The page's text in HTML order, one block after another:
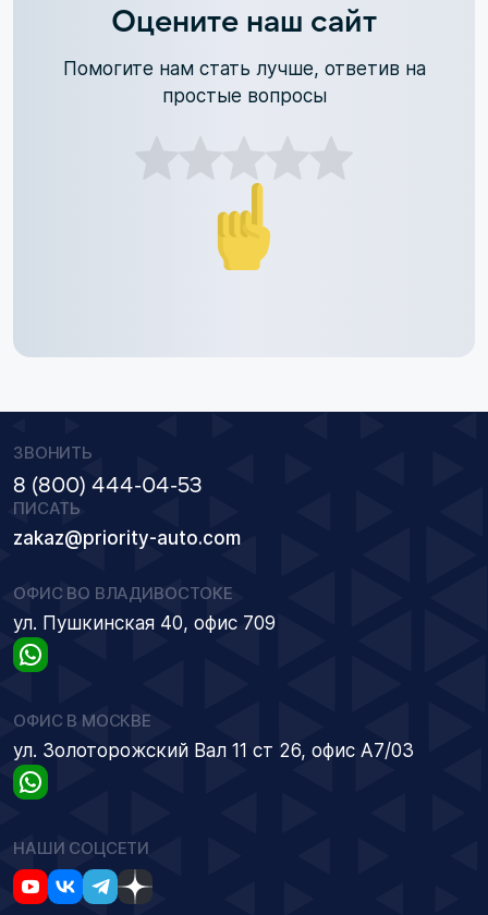
Оцените наш сайт
Помогите нам стать лучше, ответив на
простые вопросы
ЗВОНИТЬ
8 (800) 444-04-53
ПИСАТЬ
zakaz@priority-auto.com
ОФИС ВО ВЛАДИВОСТОКЕ
ул. Пушкинская 40, офис 709
ОФИС В МОСКВЕ
ул. Золоторожский Вал 11 ст 26, офис А7/03
НАШИ СОЦСЕТИ